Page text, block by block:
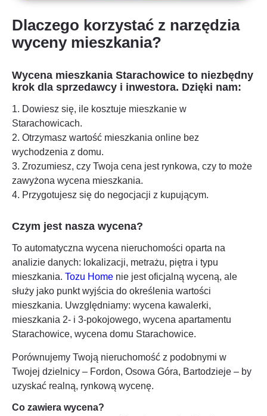
Dlaczego korzystać z narzędzia
wyceny mieszkania?
Wycena mieszkania Starachowice to niezbędny
krok dla sprzedawcy i inwestora. Dzięki nam:
1. Dowiesz się, ile kosztuje mieszkanie w
Starachowicach.
2. Otrzymasz wartość mieszkania online bez
wychodzenia z domu.
3. Zrozumiesz, czy Twoja cena jest rynkowa, czy to może
zawyżona wycena mieszkania.
4. Przygotujesz się do negocjacji z kupującym.
Czym jest nasza wycena?
To automatyczna wycena nieruchomości oparta na
analizie danych: lokalizacji, metrażu, piętra i typu
mieszkania. Tozu Home nie jest oficjalną wyceną, ale
służy jako punkt wyjścia do określenia wartości
mieszkania. Uwzględniamy: wycena kawalerki,
mieszkania 2- i 3-pokojowego, wycena apartamentu
Starachowice, wycena domu Starachowice.
Porównujemy Twoją nieruchomość z podobnymi w
Twojej dzielnicy – Fordon, Osowa Góra, Bartodzieje – by
uzyskać realną, rynkową wycenę.
Co zawiera wycena?